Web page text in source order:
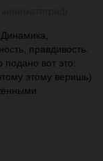
правдивость.
вот это:
этому веришь)